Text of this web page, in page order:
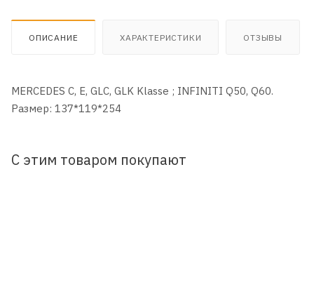
ОПИСАНИЕ ХАРАКТЕРИСТИКИ ОТЗЫВЫ
MERCEDES C, E, GLC, GLK Klasse ; INFINITI Q50, Q60.
Размер: 137*119*254
С этим товаром покупают